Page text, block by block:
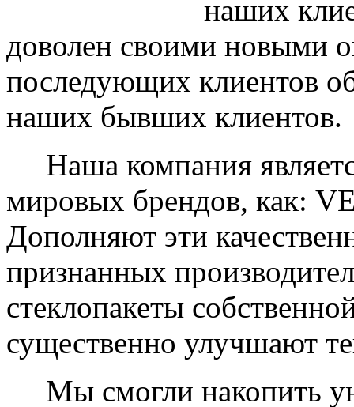
наших
доволен своими новыми
последующих клиентов
наших бывших клиентов.
Наша компания
мировых брендов, как:
Дополняют эти
признанных
стеклопакеты
существенно улучшают
Мы смогли накопить